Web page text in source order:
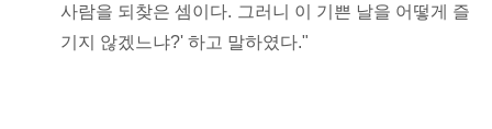
사람을 되찾은 셈이다. 그러니 이 기쁜 날을 어떻게 즐
기지 않겠느냐?' 하고 말하였다."